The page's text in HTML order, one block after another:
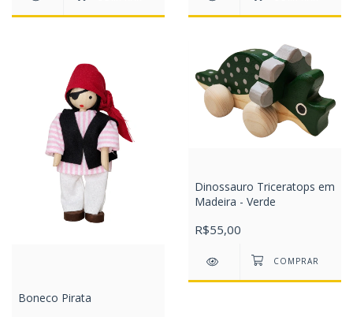
Boneco Pirata
Dinossauro Triceratops em
Madeira - Verde
R$55,00